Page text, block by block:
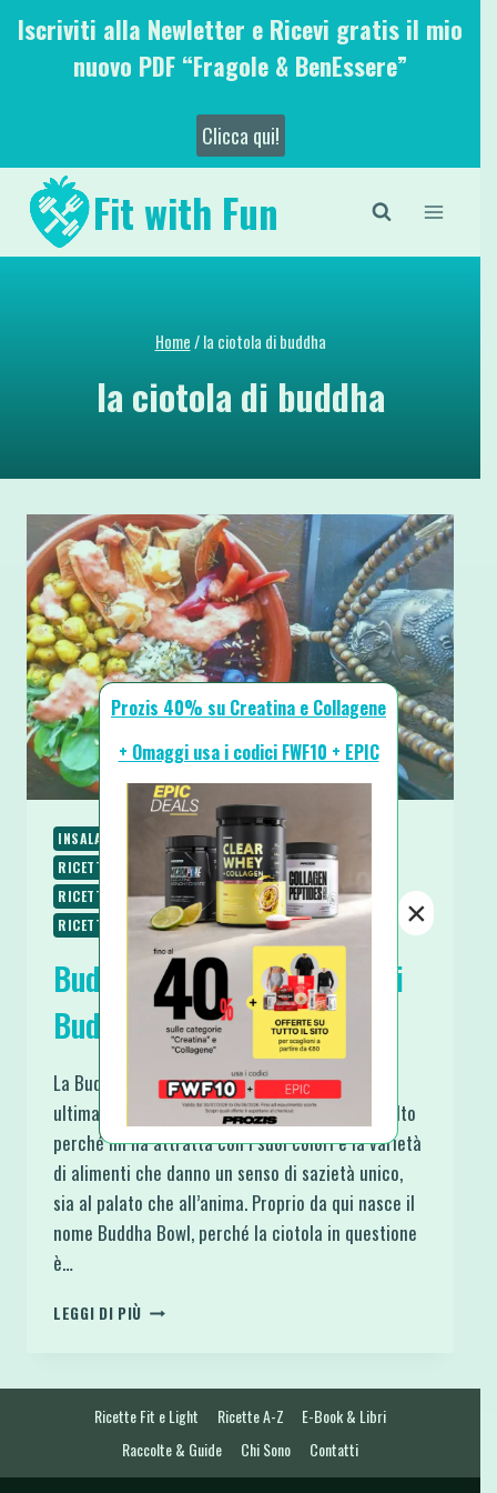
SaltaIscriviti alla Newletter e Ricevi gratis il mio
nuovo PDF “Fragole & BenEssere”
Clicca qui!
Fit with Fun
Home/ la ciotola di buddha
la ciotola di buddha
INSALATE PALEO PIATTI FREDDI
PIATTI UNICI
RICETTE
RICETTE SENZA COTTURA
RICETTE SENZA GLUTINE
RICETTE VEGANE
RICETTE VEGETARIANE
Buddha Bowl – La Ciotola di
Buddha
La Buddha Bowl – La Ciotola di Buddha
ultimamente spopola nel web. Mi ha colpito molto
perché mi ha attratta con i suoi colori e la varietà
di alimenti che danno un senso di sazietà unico,
sia al palato che all’anima. Proprio da qui nasce il
nome Buddha Bowl, perché la ciotola in questione
è…
LEGGI DI PIÙ BUDDHA
DI
BUDDHA
Ricette Fit e Light Ricette A-Z
E-Book & Libri
Raccolte & Guide
Chi Sono Contatti
Prozis 40% su Creatina e Collagene
+ Omaggi usa i codici FWF10 + EPIC
×